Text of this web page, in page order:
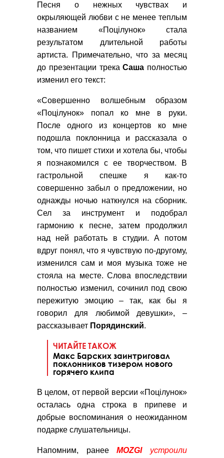
Песня о нежных чувствах и
окрыляющей любви с не менее теплым
названием «Поцілунок» стала
результатом длительной работы
артиста. Примечательно, что за месяц
до презентации трекаСаша полностью
изменил его текст:
«Совершенно волшебным образом
«Поцілунок» попал ко мне в руки.
После одного из концертов ко мне
подошла поклонница и рассказала о
том, что пишет стихи и хотела бы, чтобы
я познакомился с ее творчеством. В
гастрольной спешке я как-то
совершенно забыл о предложении, но
однажды ночью наткнулся на сборник.
Сел за инструмент и подобрал
гармонию к песне, затем продолжил
над ней работать в студии. А потом
вдруг понял, что я чувствую по-другому,
изменился сам и моя музыка тоже не
стояла на месте. Слова впоследствии
полностью изменил, сочинил под свою
пережитую эмоцию – так, как бы я
говорил для любимой девушки», –
рассказывает Порядинский.
ЧИТАЙТЕ ТАКОЖ
Макс Барских заинтриговал
поклонников тизером нового
горячего клипа
В целом, от первой версии «Поцілунок»
осталась одна строка в припеве и
добрые воспоминания о неожиданном
подарке слушательницы.
Напомним, ранееMOZGIустроили